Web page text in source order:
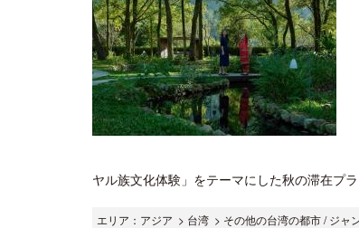
ヤル族文化体験」をテーマにした秋の滞在プ
エリア：アジア > 台湾 > その他の台湾の都市 / ジャ